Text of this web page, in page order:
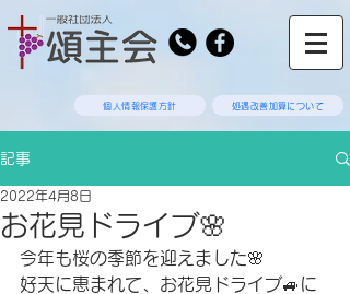
個人情報保護方針 処遇改善加算について
記事
お花見ドライブ🌸
2022年4月8日
今年も桜の季節を迎えました🌸
好天に恵まれて、お花見ドライブ🚙に